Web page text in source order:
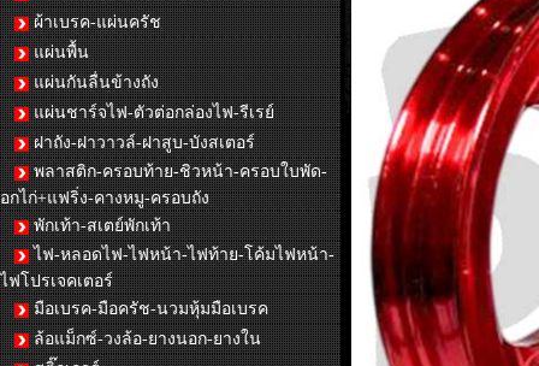
ผ้าเบรค-แผ่นครัช
แผ่นพื้น
แผ่นกันลื่นข้างถัง
แผ่นชาร์จไฟ-ตัวต่อกล่องไฟ-รีเรย์
ฝาถัง-ฝาวาวล์-ฝาสูบ-บังสเตอร์
พลาสติก-ครอบท้าย-ชิวหน้า-ครอบใบพัด-
อกไก่+แฟริ่ง-คางหมู-ครอบถัง
พักเท้า-สเตย์พักเท้า
ไฟ-หลอดไฟ-ไฟหน้า-ไฟท้าย-โค้มไฟหน้า-
ไฟโปรเจคเตอร์
มือเบรค-มือครัช-นวมหุ้มมือเบรค
ล้อแม็กซ์-วงล้อ-ยางนอก-ยางใน